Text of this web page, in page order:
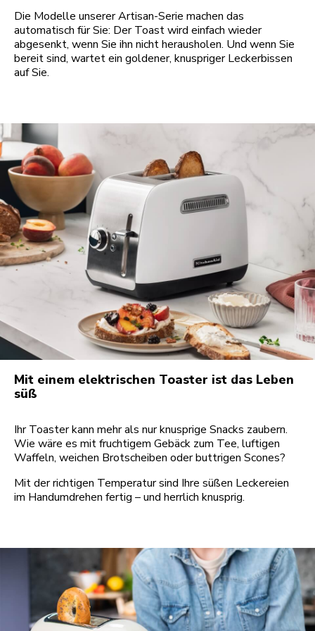
Die Modelle unserer Artisan-Serie machen das
automatisch für Sie: Der Toast wird einfach wieder
abgesenkt, wenn Sie ihn nicht herausholen. Und wenn Sie
bereit sind, wartet ein goldener, knuspriger Leckerbissen
auf Sie.
Mit einem elektrischen Toaster ist das Leben
süß
Ihr Toaster kann mehr als nur knusprige Snacks zaubern.
Wie wäre es mit fruchtigem Gebäck zum Tee, luftigen
Waffeln, weichen Brotscheiben oder buttrigen Scones?
Mit der richtigen Temperatur sind Ihre süßen Leckereien
im Handumdrehen fertig – und herrlich knusprig.